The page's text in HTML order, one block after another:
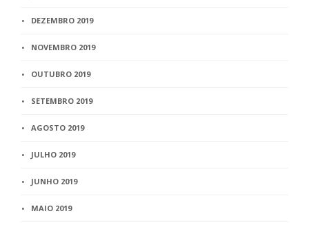
DEZEMBRO 2019
NOVEMBRO 2019
OUTUBRO 2019
SETEMBRO 2019
AGOSTO 2019
JULHO 2019
JUNHO 2019
MAIO 2019